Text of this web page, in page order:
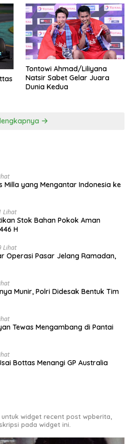
Tontowi Ahmad/Liliyana
Natsir Sabet Gelar Juara
Dunia Kedua
Milla yang Mengantar Indonesia ke
Lihat
Stok Bahan Pokok Aman
H
Lihat
Operasi Pasar Jelang Ramadan,
Munir, Polri Didesak Bentuk Tim
Tewas Mengambang di Pantai
Bottas Menangi GP Australia
widget recent post wpberita,
pada widget ini.